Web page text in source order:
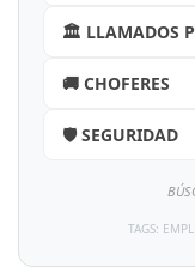
🏛️ LLAMADOS
🚚 CHOFERES
🛡️ SEGURIDAD
TAGS: